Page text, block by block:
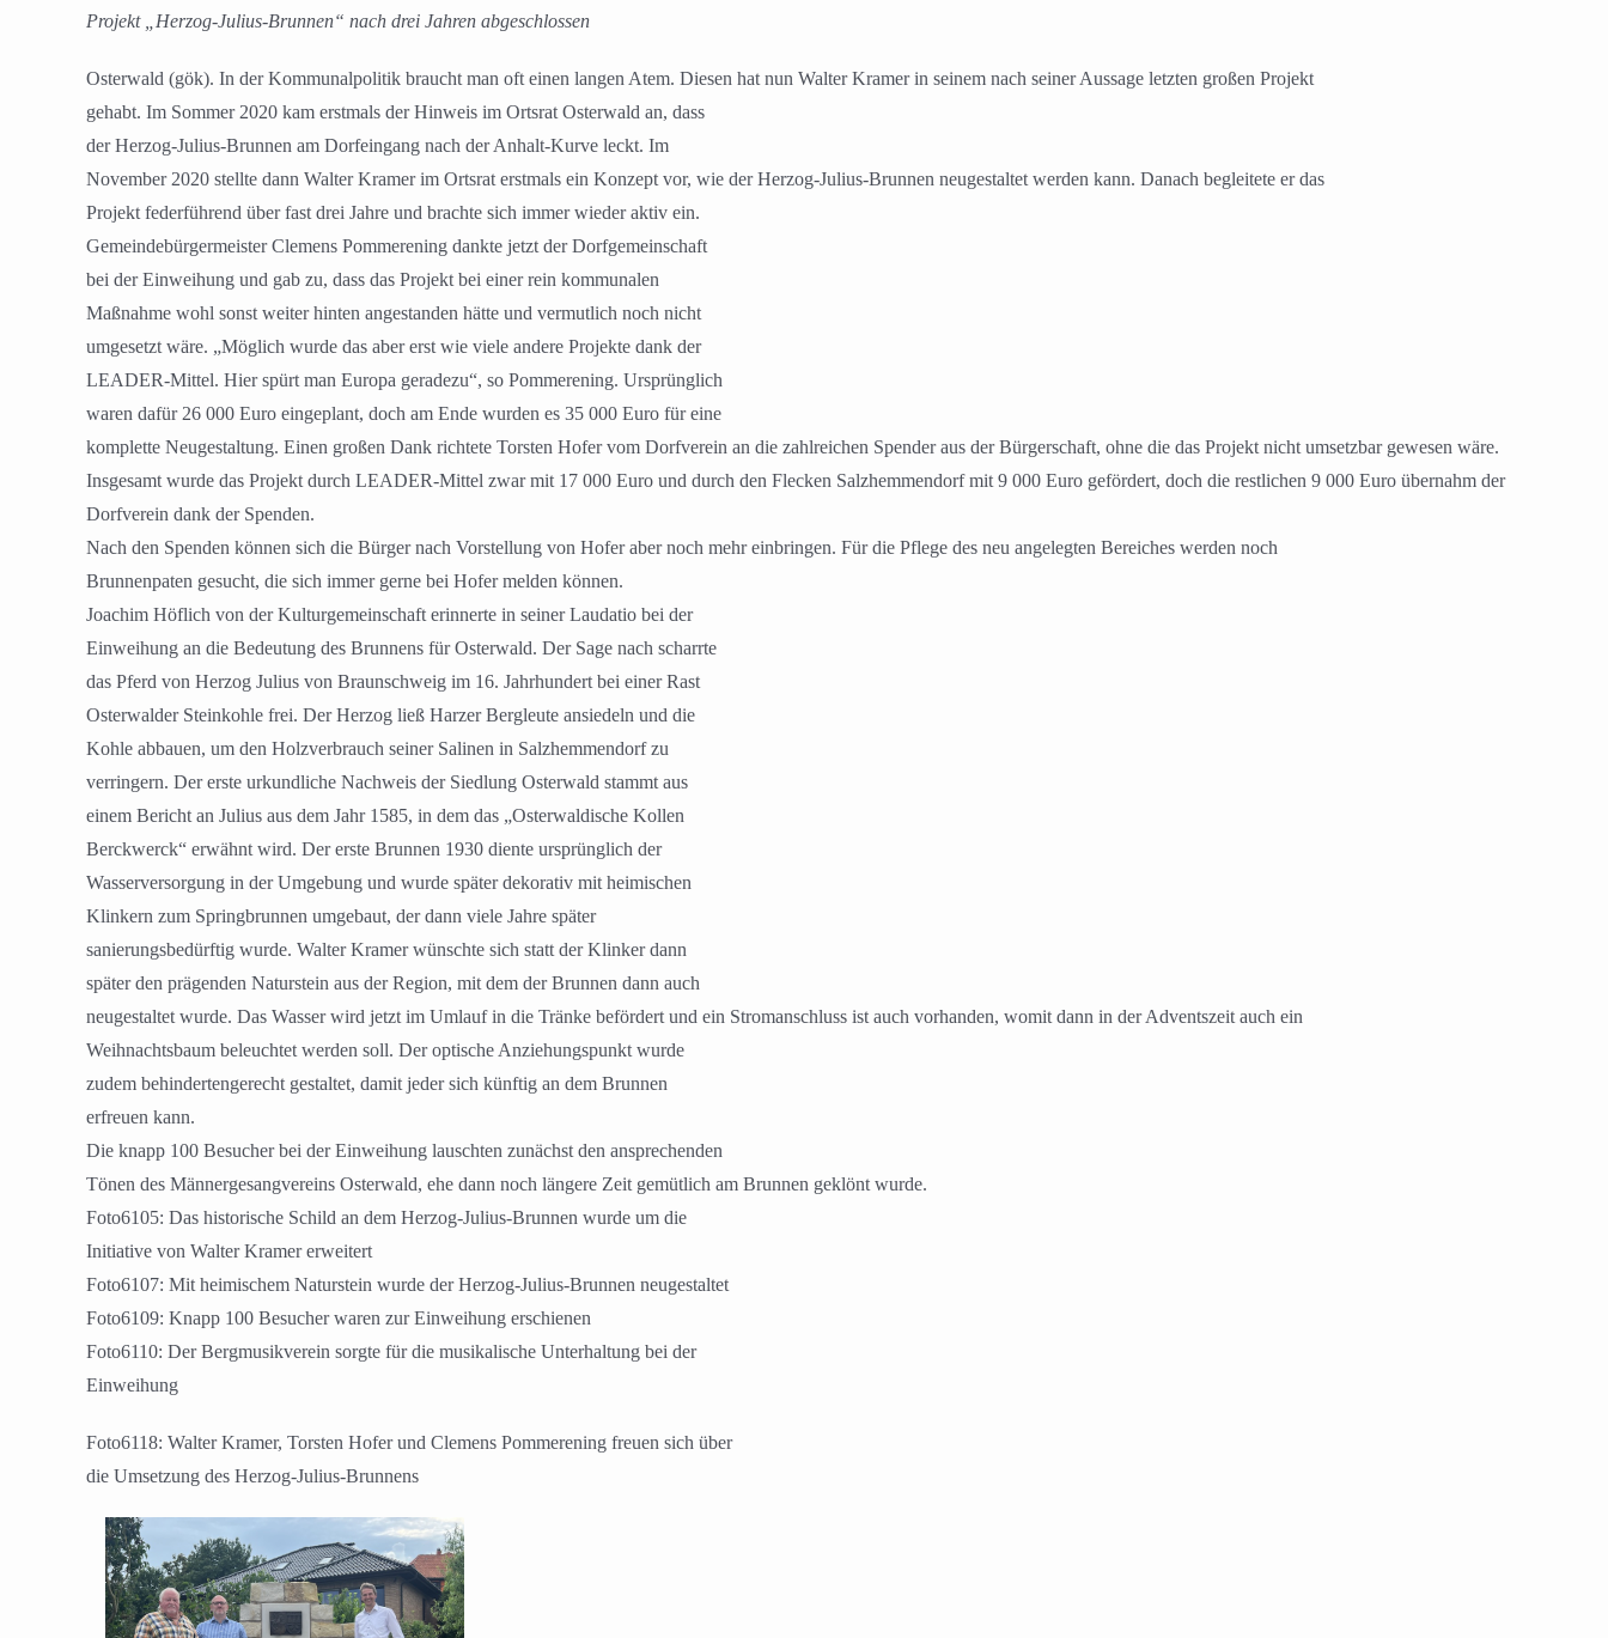
Projekt „Herzog-Julius-Brunnen“ nach drei Jahren abgeschlossen
Osterwald (gök). In der Kommunalpolitik braucht man oft einen langen Atem. Diesen hat nun Walter Kramer in seinem nach seiner Aussage letzten großen Projekt
gehabt. Im Sommer 2020 kam erstmals der Hinweis im Ortsrat Osterwald an, dass
der Herzog-Julius-Brunnen am Dorfeingang nach der Anhalt-Kurve leckt. Im
November 2020 stellte dann Walter Kramer im Ortsrat erstmals ein Konzept vor, wie der Herzog-Julius-Brunnen neugestaltet werden kann. Danach begleitete er das
Projekt federführend über fast drei Jahre und brachte sich immer wieder aktiv ein.
Gemeindebürgermeister Clemens Pommerening dankte jetzt der Dorfgemeinschaft
bei der Einweihung und gab zu, dass das Projekt bei einer rein kommunalen
Maßnahme wohl sonst weiter hinten angestanden hätte und vermutlich noch nicht
umgesetzt wäre. „Möglich wurde das aber erst wie viele andere Projekte dank der
LEADER-Mittel. Hier spürt man Europa geradezu“, so Pommerening. Ursprünglich
waren dafür 26 000 Euro eingeplant, doch am Ende wurden es 35 000 Euro für eine
komplette Neugestaltung. Einen großen Dank richtete Torsten Hofer vom Dorfverein an die zahlreichen Spender aus der Bürgerschaft, ohne die das Projekt nicht umsetzbar gewesen wäre.
Insgesamt wurde das Projekt durch LEADER-Mittel zwar mit 17 000 Euro und durch den Flecken Salzhemmendorf mit 9 000 Euro gefördert, doch die restlichen 9 000 Euro übernahm der
Dorfverein dank der Spenden.
Nach den Spenden können sich die Bürger nach Vorstellung von Hofer aber noch mehr einbringen. Für die Pflege des neu angelegten Bereiches werden noch
Brunnenpaten gesucht, die sich immer gerne bei Hofer melden können.
Joachim Höflich von der Kulturgemeinschaft erinnerte in seiner Laudatio bei der
Einweihung an die Bedeutung des Brunnens für Osterwald. Der Sage nach scharrte
das Pferd von Herzog Julius von Braunschweig im 16. Jahrhundert bei einer Rast
Osterwalder Steinkohle frei. Der Herzog ließ Harzer Bergleute ansiedeln und die
Kohle abbauen, um den Holzverbrauch seiner Salinen in Salzhemmendorf zu
verringern. Der erste urkundliche Nachweis der Siedlung Osterwald stammt aus
einem Bericht an Julius aus dem Jahr 1585, in dem das „Osterwaldische Kollen
Berckwerck“ erwähnt wird. Der erste Brunnen 1930 diente ursprünglich der
Wasserversorgung in der Umgebung und wurde später dekorativ mit heimischen
Klinkern zum Springbrunnen umgebaut, der dann viele Jahre später
sanierungsbedürftig wurde. Walter Kramer wünschte sich statt der Klinker dann
später den prägenden Naturstein aus der Region, mit dem der Brunnen dann auch
neugestaltet wurde. Das Wasser wird jetzt im Umlauf in die Tränke befördert und ein Stromanschluss ist auch vorhanden, womit dann in der Adventszeit auch ein
Weihnachtsbaum beleuchtet werden soll. Der optische Anziehungspunkt wurde
zudem behindertengerecht gestaltet, damit jeder sich künftig an dem Brunnen
erfreuen kann.
Die knapp 100 Besucher bei der Einweihung lauschten zunächst den ansprechenden
Tönen des Männergesangvereins Osterwald, ehe dann noch längere Zeit gemütlich am Brunnen geklönt wurde.
Foto6105: Das historische Schild an dem Herzog-Julius-Brunnen wurde um die
Initiative von Walter Kramer erweitert
Foto6107: Mit heimischem Naturstein wurde der Herzog-Julius-Brunnen neugestaltet
Foto6109: Knapp 100 Besucher waren zur Einweihung erschienen
Foto6110: Der Bergmusikverein sorgte für die musikalische Unterhaltung bei der
Einweihung
Foto6118: Walter Kramer, Torsten Hofer und Clemens Pommerening freuen sich über
die Umsetzung des Herzog-Julius-Brunnens